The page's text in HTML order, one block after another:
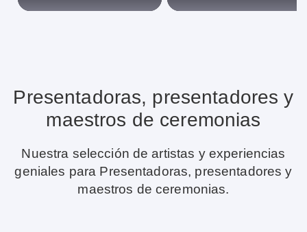
Presentadoras, presentadores y
maestros de ceremonias
Nuestra selección de artistas y experiencias
geniales para Presentadoras, presentadores y
maestros de ceremonias.